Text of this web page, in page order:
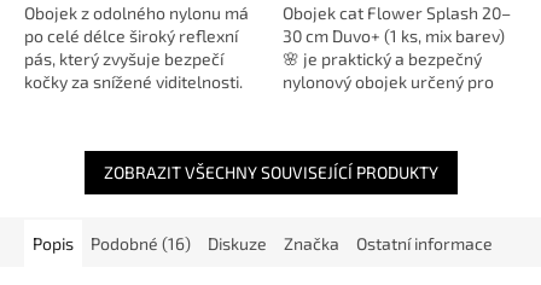
Obojek z odolného nylonu má
po celé délce široký reflexní
pás, který zvyšuje bezpečí
kočky za snížené viditelnosti.
Obojek cat Flower Splash 20–
30 cm Duvo+ (1 ks, mix barev)
🌸 je praktický a bezpečný
nylonový obojek určený pro
zkušené venkovní...
ZOBRAZIT VŠECHNY SOUVISEJÍCÍ PRODUKTY
Popis Podobné (16) Diskuze Značka Ostatní informace